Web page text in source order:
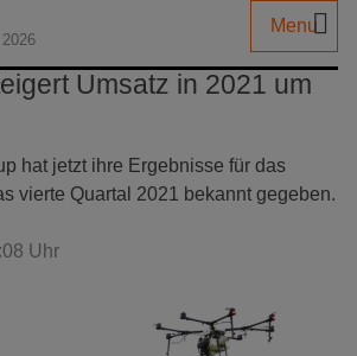
Menu
Umsatz in 2021 um
hat jetzt ihre Ergebnisse für das
vierte Quartal 2021 bekannt gegeben.
Uhr